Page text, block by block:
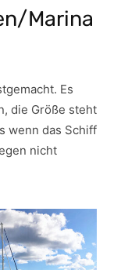
Marina
Es
die Größe steht
wenn das Schiff
nicht